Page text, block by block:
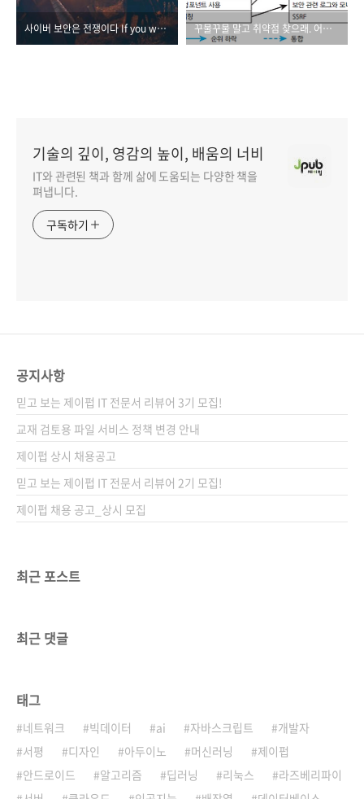
사이버 보안은 전쟁이다 If you wanna wanna do somethin' wild 꾸물꾸물 말고 취약점 찾으래. 어서 보안 책을 찾아 활용해보래
기술의 깊이, 영감의 높이, 배움의 너비
IT와 관련된 책과 함께 삶에 도움되는 다양한 책을
펴냅니다.
구독하기
공지사항
믿고 보는 제이펍 IT 전문서 리뷰어 3기 모집!
교재 검토용 파일 서비스 정책 변경 안내
제이펍 상시 채용공고
믿고 보는 제이펍 IT 전문서 리뷰어 2기 모집!
제이펍 채용 공고_상시 모집
최근 포스트
최근 댓글
태그
네트워크 빅데이터 ai 자바스크립트
개발자
서평
디자인 아두이노 머신러닝
제이펍
안드로이드
알고리즘 딥러닝 리눅스
라즈베리파이